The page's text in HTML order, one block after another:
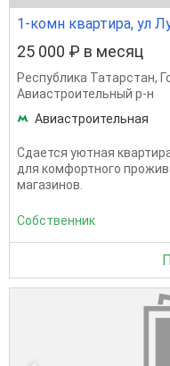
1-комн квартира, ул
25 000 ₽ в месяц
Республика Татарстан,
Авиастроительный р-н
Авиастроительная
Сдается уютная
для комфортного
магазинов.
Собственник